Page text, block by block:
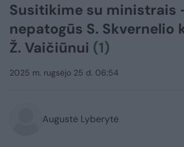
Susitikime su ministrais
nepatogūs S. Skvernelio
Ž. Vaičiūnui (1)
2025 m. rugsėjo 25 d. 06:54
Augustė Lyberytė